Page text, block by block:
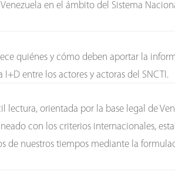
en el ámbito del Sistema
quiénes y cómo deben aportar la
entre los actores y actoras del SNCTI.
orientada por la base legal de
con los criterios internacionales,
de nuestros tiempos mediante la